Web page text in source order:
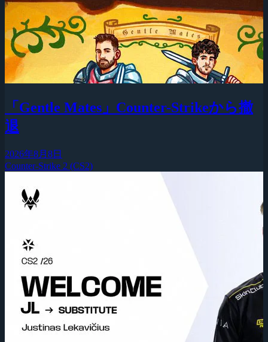
「Gentle Mates」Counter-Strikeから撤
退
2026年8月8日
Counter-Strike 2 (CS2)